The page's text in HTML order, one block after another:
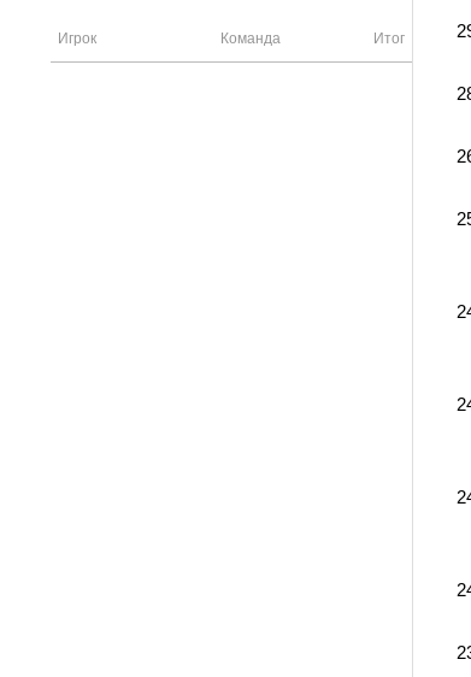
Игрок Команда Итог